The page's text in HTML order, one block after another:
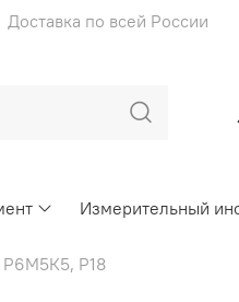
Доставка по всей России
Измерительный
Р6М5К5, Р18